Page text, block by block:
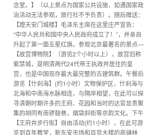
念堂。】（以上景点为国家公共设施，如遇国家政
治活动无法参观，旅行社不予负责）。随后赠送：
【蹬天安门城楼】毛泽东主席在这里庄严宣告：
“中华人民共和国中央人民政府成立了！”，并亲自
升起了第一面五星红旗。参观北京最著名的景点—
【故宫博物院】（游览2个小时以上），故宫旧称
紫禁城，是明清两代24代帝王执政并居住的皇
宫，也是中国现存最大最完整的古建筑群。午餐后
游览【什刹海】(约1小时）文物保护区，什刹海与
北海和中南海水脉相连，与隔岸相望，在此可以探
寻清朝时期许多的王府、花园和当时的达官显贵聚
集的胡同有南锣鼓巷，烟袋斜街等京韵文化。下午
【王府井步行街】自由活动(约1小时），在此可游
览到百年教堂，新东安市场和百货大楼的商铺林